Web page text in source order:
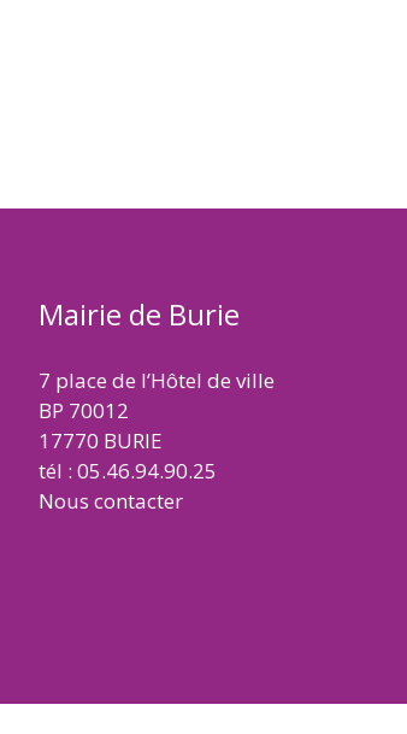
Mairie de Burie
7 place de l’Hôtel de ville
BP 70012
17770 BURIE
tél : 05.46.94.90.25
Nous contacter